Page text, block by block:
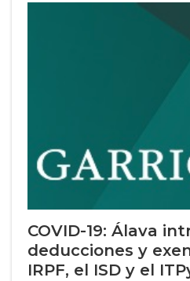
COVID-19: Álava
deducciones y
IRPF, el ISD y el